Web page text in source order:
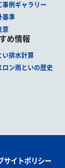
事例ギャラリー
基準
意
め情報
い排水計算
ロン雨といの歴史
サイトポリシー